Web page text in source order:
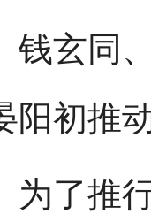
钱玄同
阳初推
推行